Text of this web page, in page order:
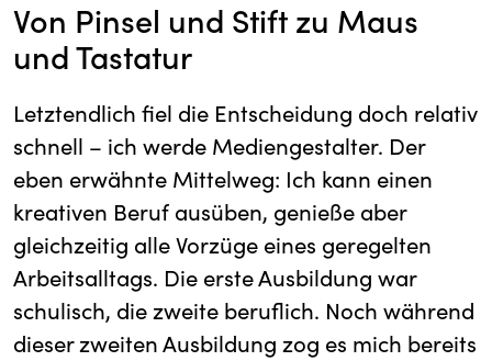
Von Pinsel und Stift zu Maus
und Tastatur
Letztendlich fiel die Entscheidung doch relativ
schnell – ich werde Mediengestalter. Der
eben erwähnte Mittelweg: Ich kann einen
kreativen Beruf ausüben, genieße aber
gleichzeitig alle Vorzüge eines geregelten
Arbeitsalltags. Die erste Ausbildung war
schulisch, die zweite beruflich. Noch während
dieser zweiten Ausbildung zog es mich bereits